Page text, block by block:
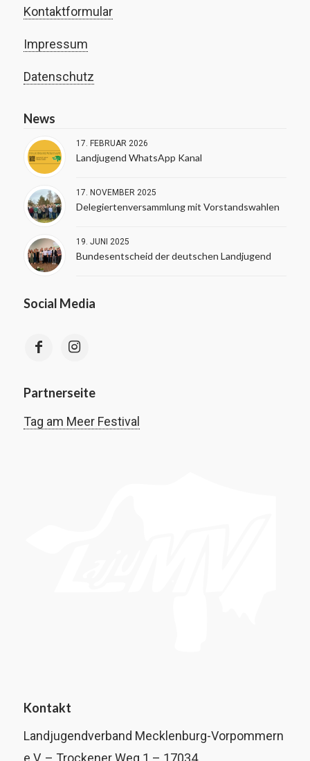
Kontaktformular
Impressum
Datenschutz
News
17. FEBRUAR 2026
Landjugend WhatsApp Kanal
17. NOVEMBER 2025
Delegiertenversammlung mit Vorstandswahlen
19. JUNI 2025
Bundesentscheid der deutschen Landjugend
Social Media
Partnerseite
Tag am Meer Festival
Kontakt
Landjugendverband Mecklenburg-Vorpommern
e.V. – Trockener Weg 1 – 17034